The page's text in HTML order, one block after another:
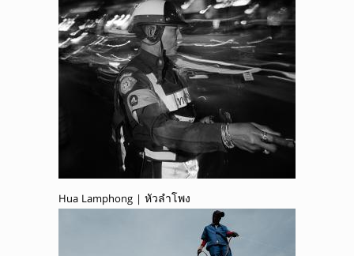
Hua Lamphong | หัวลำโพง